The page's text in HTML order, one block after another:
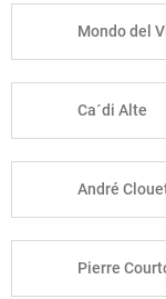
Mondo del
Ca´di Alte
André
Pierre